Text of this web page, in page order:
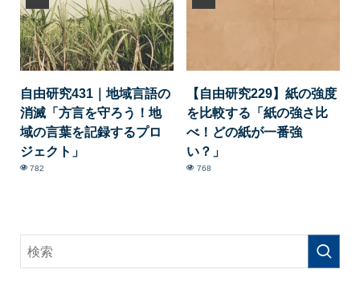
自由研究431｜地域言語の
消滅「方言を守ろう！地
域の言葉を記録するプロ
ジェクト」
782
【自由研究229】紙の強度
を比較する「紙の強さ比
べ！どの紙が一番強
い？」
768